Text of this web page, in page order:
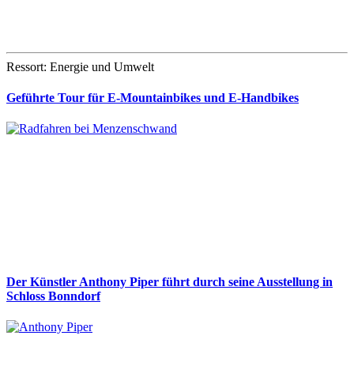
Ressort: Energie und Umwelt
Geführte Tour für E-Mountainbikes und E-Handbikes
Der Künstler Anthony Piper führt durch seine Ausstellung in
Schloss Bonndorf